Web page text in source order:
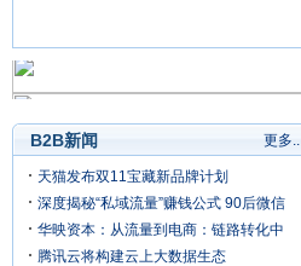
更多..
B2B新闻
天猫发布双11宝藏新品牌计划
深度揭秘“私域流量”赚钱公式 90后微信
年赚8000万
华映资本：从流量到电商：链路转化中
的掘金新机
腾讯云将构建云上大数据生态